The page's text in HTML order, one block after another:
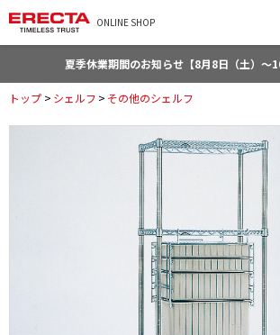
ONLINE SHOP
夏季休業期間のお知らせ【8月8日（土）～
トップ > シェルフ > その他のシェルフ